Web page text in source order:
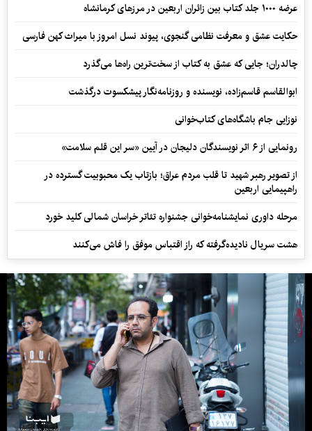
عرضه ۱۰۰۰ جلد کتاب بین زائران اربعین در مرزهای کرمانشاه
حکایت عشق و معرفت نظامی گنجوی، پیوند نسل امروز با میراث کهن فارسی
چالدران؛ جایی که عشق به کتاب از سخت‌ترین راه‌ها می‌گذرد
ابوالقاسم قاسم‌زاده، نویسنده و روزنامه‌نگار پیشکسوت درگذشت
نوزایی جام باشگاه‌های کتاب‌خوانی
رونمایی از ۶ اثر نویسندگان دلیجان در آیین «سر این قلم سلامت»
از تصویر رهبر شهید تا قلب مردم عراق؛ بازتاب یک محبوبیت گسترده در
راهپیمایی اربعین
مرحله داوری نمایشنامه‌خوانی جشنواره تئاتر خراسان شمالی کلید خورد
هشت سریال نادیده‌گرفته که راز اقتباس موفق را فاش می‌کنند